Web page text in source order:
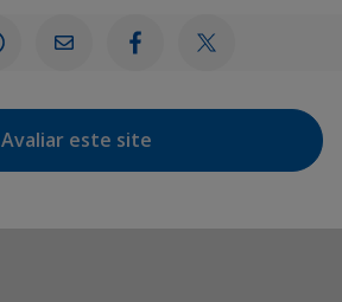
Avaliar este site